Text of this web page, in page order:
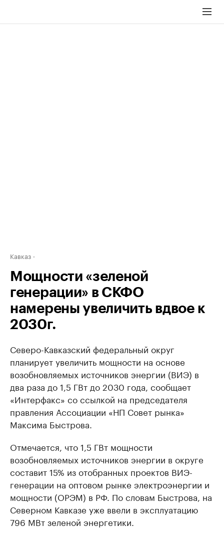
Кавказ
Мощности «зеленой
генерации» в СКФО
намерены увеличить вдвое к
2030г.
Северо-Кавказский федеральный округ
планирует увеличить мощности на основе
возобновляемых источников энергии (ВИЭ) в
два раза до 1,5 ГВт до 2030 года, сообщает
«Интерфакс» со ссылкой на председателя
правления Ассоциации «НП Совет рынка»
Максима Быстрова.
Отмечается, что 1,5 ГВт мощности
возобновляемых источников энергии в округе
составит 15% из отобранных проектов ВИЭ-
генерации на оптовом рынке электроэнергии и
мощности (ОРЭМ) в РФ. По словам Быстрова, на
Северном Кавказе уже ввели в эксплуатацию
796 МВт зеленой энергетики.